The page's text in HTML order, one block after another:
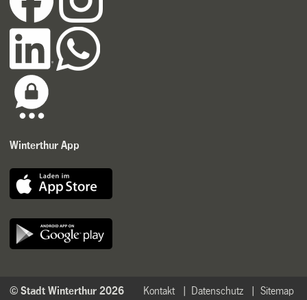
Winterthur App
Sitemap
Datenschutz
Kontakt
© Stadt Winterthur 2026